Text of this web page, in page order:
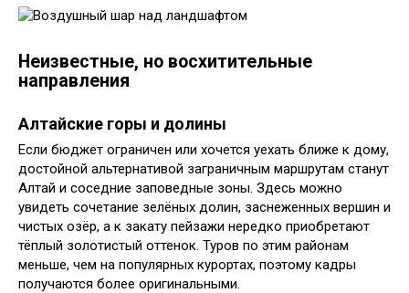
Неизвестные, но восхитительные
направления
Алтайские горы и долины
Если бюджет ограничен или хочется уехать ближе к дому,
достойной альтернативой заграничным маршрутам станут
Алтай и соседние заповедные зоны. Здесь можно
увидеть сочетание зелёных долин, заснеженных вершин и
чистых озёр, а к закату пейзажи нередко приобретают
тёплый золотистый оттенок. Туров по этим районам
меньше, чем на популярных курортах, поэтому кадры
получаются более оригинальными.